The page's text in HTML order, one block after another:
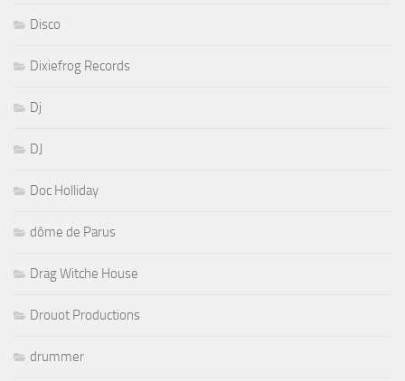
Disco
Dixiefrog Records
Dj
DJ
Doc Holliday
dôme de Parus
Drag Witche House
Drouot Productions
drummer